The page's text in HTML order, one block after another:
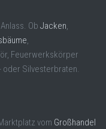
Ob Jacken,
,
Feuerwerkskörper
oder Silvesterbraten.
vom Großhandel